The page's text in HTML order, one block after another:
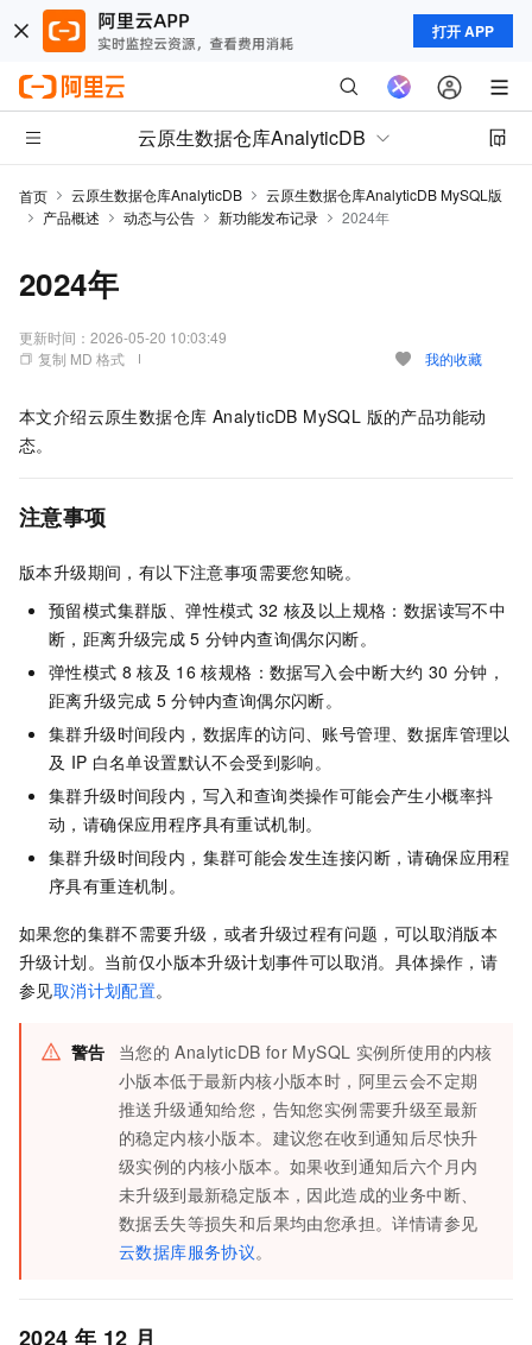
打开 APP
云原生数据仓库AnalyticDB
首页 云原生数据仓库AnalyticDB
云原生数据仓库AnalyticDB MySQL版
产品概述
动态与公告 新功能发布记录 2024年
2024年
更新时间： 2026-05-20 10:03:49
复制 MD 格式
我的收藏
本文介绍云原生数据仓库 AnalyticDB MySQL 版的产品功能动
态。
注意事项
版本升级期间，有以下注意事项需要您知晓。
预留模式集群版、弹性模式 32 核及以上规格：数据读写不中
断，距离升级完成 5 分钟内查询偶尔闪断。
弹性模式 8 核及 16 核规格：数据写入会中断大约 30 分钟，
距离升级完成 5 分钟内查询偶尔闪断。
集群升级时间段内，数据库的访问、账号管理、数据库管理以
及 IP 白名单设置默认不会受到影响。
集群升级时间段内，写入和查询类操作可能会产生小概率抖
动，请确保应用程序具有重试机制。
集群升级时间段内，集群可能会发生连接闪断，请确保应用程
序具有重连机制。
如果您的集群不需要升级，或者升级过程有问题，可以取消版本
升级计划。当前仅小版本升级计划事件可以取消。具体操作，请
参见取消计划配置。
警告 当您的 AnalyticDB for MySQL 实例所使用的内核
小版本低于最新内核小版本时，阿里云会不定期
推送升级通知给您，告知您实例需要升级至最新
的稳定内核小版本。建议您在收到通知后尽快升
级实例的内核小版本。如果收到通知后六个月内
未升级到最新稳定版本，因此造成的业务中断、
数据丢失等损失和后果均由您承担。详情请参见
云数据库服务协议。
2024 年 12 月